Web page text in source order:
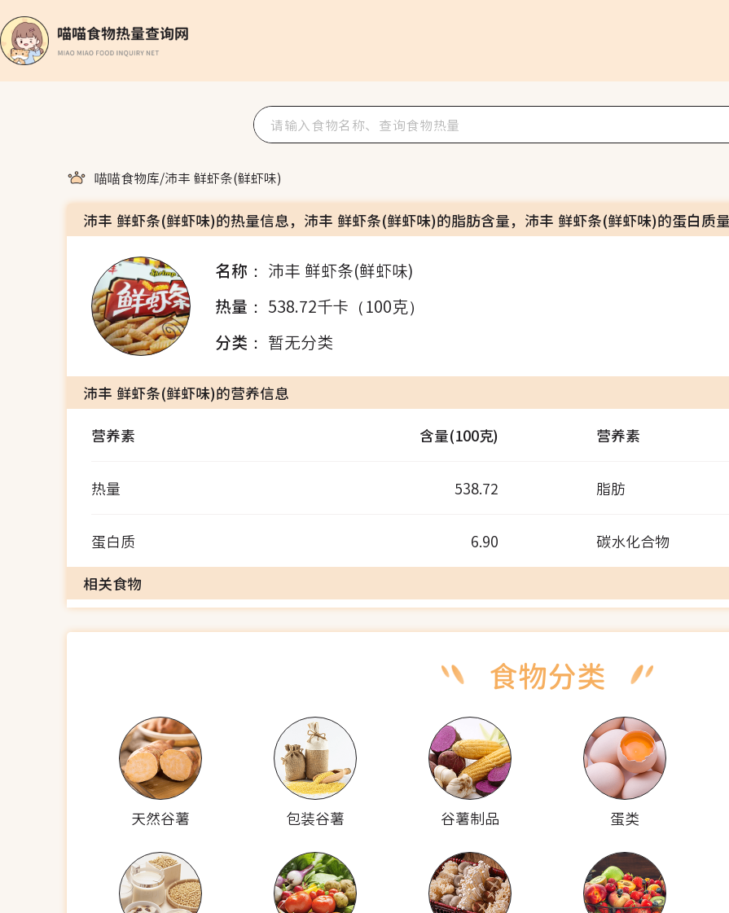
喵喵食物库/沛丰 鲜虾条(鲜虾味)
沛丰 鲜虾条(鲜虾味)的热量信息，沛丰 鲜虾条(鲜虾味)的脂肪含量，沛丰 鲜虾条(鲜虾味)的蛋白质
名称： 沛丰 鲜虾条(鲜虾味)
热量： 538.72千卡（100克）
分类： 暂无分类
沛丰 鲜虾条(鲜虾味)的营养信息
营养素
含量(100克) 营养素
热量 538.72 脂肪
蛋白质 6.90 碳水化合物
相关食物
天然谷薯 包装谷薯 谷薯制品 蛋类